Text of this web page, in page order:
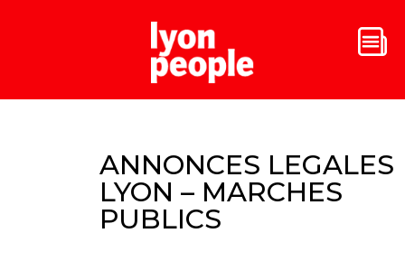
ANNONCES LEGALES
LYON – MARCHES
PUBLICS